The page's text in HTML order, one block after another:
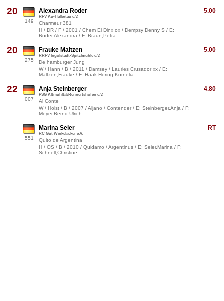
20
149
5.00
Alexandra Roder
RFV Au-Hallertau e.V.
Charmeur 381
H / DR / F / 2001 / Chem El Dinx ox / Dempsy Denny S / E:
Roder,Alexandra / F: Braun,Petra
20
275
5.00
Frauke Maltzen
RRFV Ingolstadt-Spitzlmühle e.V.
De hamburger Jung
W / Hann / B / 2011 / Damsey / Lauries Crusador xx / E:
Maltzen,Frauke / F: Haak-Höring,Kornelia
22
007
4.80
Anja Steinberger
PSG Altmühltal/Rennertshofen e.V.
Al Conte
W / Holst / B / 2007 / Aljano / Contender / E: Steinberger,Anja / F:
Meyer,Bernd-Ulrich
551
RT
Marina Seier
RC Gut Winkelacker e.V.
Quito de Argentina
H / OS / B / 2010 / Quidamo / Argentinus / E: Seier,Marina / F:
Schnell,Christine